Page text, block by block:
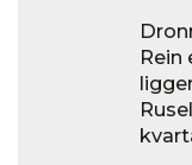
Rein